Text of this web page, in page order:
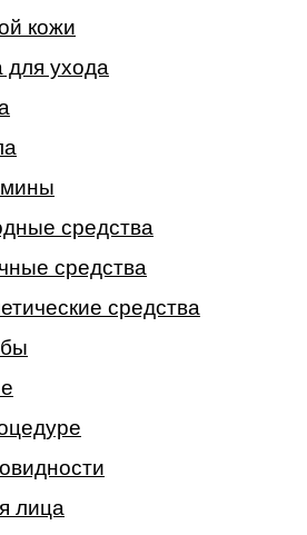
кожи
для ухода
средства
средства
средства
лица